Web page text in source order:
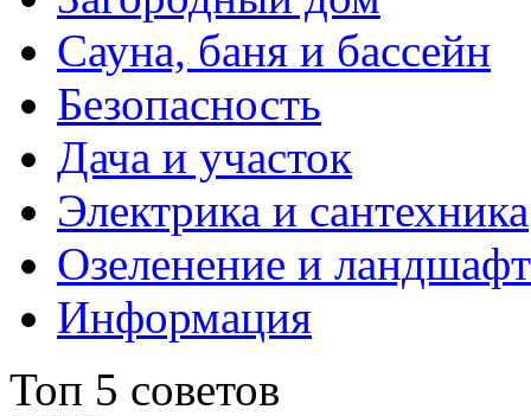
Сауна, баня и бассейн
Безопасность
Дача и участок
Электрика и сантехника
Озеленение и
Информация
Топ 5 советов